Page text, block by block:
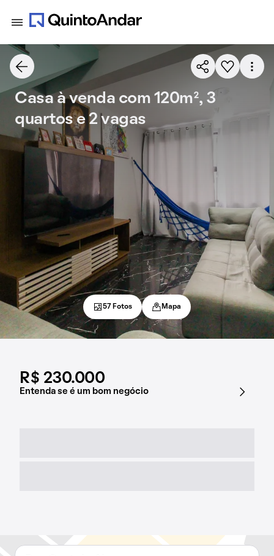
R$ 230.000
Entenda se é um bom negócio
Casa à venda com 120m², 3
quartos e 2 vagas
57 Fotos Mapa